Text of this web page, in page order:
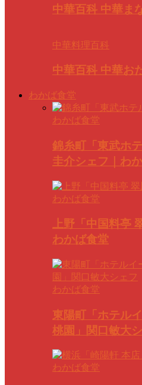
中華百科 中華ま
中華料理百科
中華百科 中華お
わかば食堂
わかば食堂
錦糸町「東武ホ
圭介シェフ｜わ
わかば食堂
上野「中国料亭
わかば食堂
わかば食堂
東陽町「ホテル
桃園」関口敏大
わかば食堂